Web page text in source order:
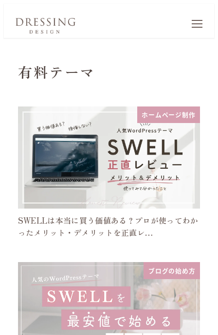
有料テーマ
ホームページ制作
SWELLは本当に買う価値ある？プロが使ってわか
ったメリット・デメリットを正直レ…
ブログの始め方